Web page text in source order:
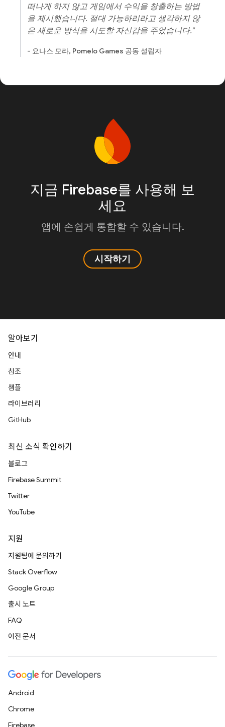
떠나게 하지 않고 게임에서 수익을 창출하는 방법
을 제시했습니다. 절대 가능하리라고 생각하지 않
은 새로운 방식을 시도할 자신감을 주었습니다."
- 요나스 모라, Pomelo Games 공동 설립자
지금 Firebase를 사용해 보
세요
앱에 손쉽게 통합할 수 있습니다.
시작하기
알아보기
안내
참조
샘플
라이브러리
GitHub
최신 소식 확인하기
블로그
Firebase Summit
Twitter
YouTube
지원
지원팀에 문의하기
Stack Overflow
Google Group
출시 노트
FAQ
이전 문서
Android
Chrome
Firebase